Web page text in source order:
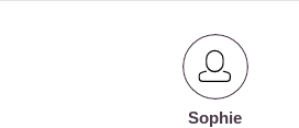
Sophie